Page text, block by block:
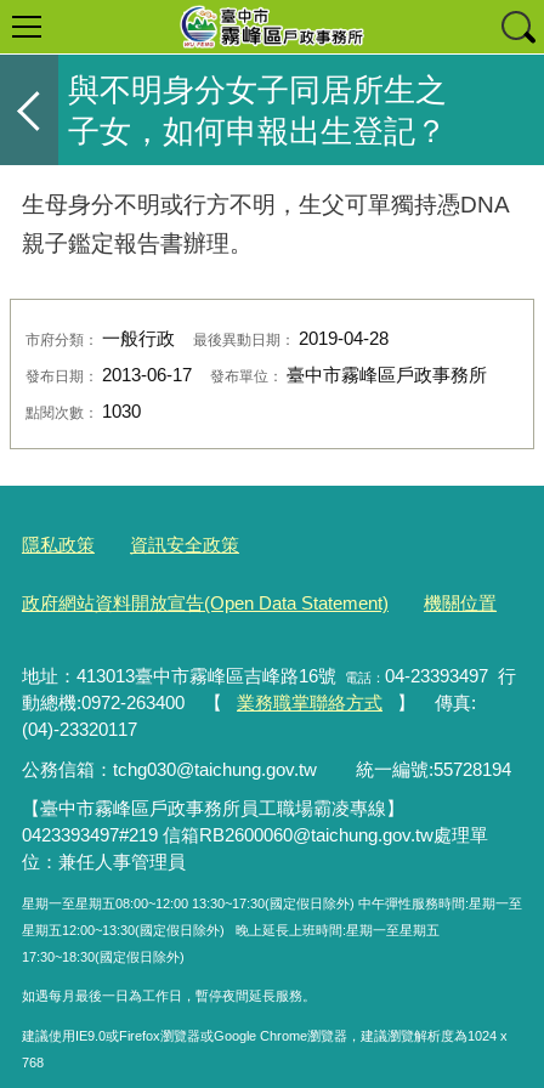
與不明身分女子同居所生之
子女，如何申報出生登記？
生母身分不明或行方不明，生父可單獨持憑DNA
親子鑑定報告書辦理。
市府分類： 一般行政 最後異動日期： 2019-04-28
發布日期： 2013-06-17 發布單位： 臺中市霧峰區戶政事務所
點閱次數： 1030
隱私政策 資訊安全政策
政府網站資料開放宣告(Open Data Statement) 機關位置
地址：413013臺中市霧峰區吉峰路16號 電話： 04-23393497 行
動總機:0972-263400 【
業務職掌聯絡方式
】 傳真:
(04)-23320117
公務信箱：tchg030@taichung.gov.tw統一編號:55728194
【臺中市霧峰區戶政事務所員工職場霸凌專線】
0423393497#219 信箱RB2600060@taichung.gov.tw處理單
位：兼任人事管理員
星期一至星期五08:00~12:00 13:30~17:30(國定假日除外) 中午彈性服務時間:星期一至
星期五12:00~13:30(國定假日除外) 晚上延長上班時間:星期一至星期五
17:30~18:30(國定假日除外)
如遇每月最後一日為工作日，暫停夜間延長服務。
建議使用IE9.0或Firefox瀏覽器或Google Chrome瀏覽器，建議瀏覽解析度為1024 x
768